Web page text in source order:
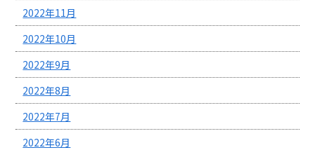
2022年11月
2022年10月
2022年9月
2022年8月
2022年7月
2022年6月